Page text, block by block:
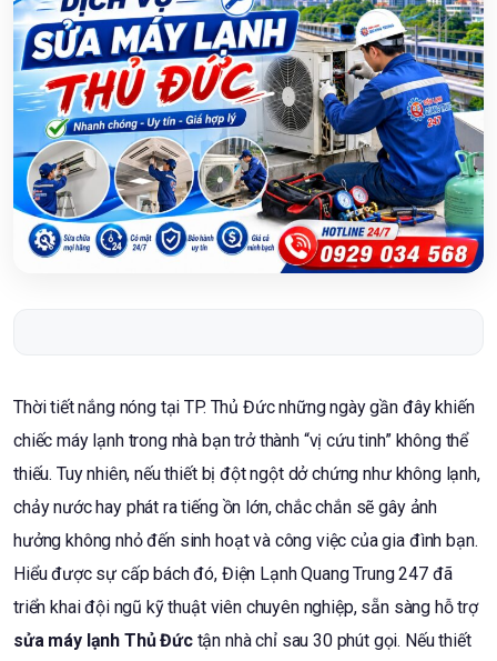
Thời tiết nắng nóng tại TP. Thủ Đức những ngày gần đây khiến
chiếc máy lạnh trong nhà bạn trở thành “vị cứu tinh” không thể
thiếu. Tuy nhiên, nếu thiết bị đột ngột dở chứng như không lạnh,
chảy nước hay phát ra tiếng ồn lớn, chắc chắn sẽ gây ảnh
hưởng không nhỏ đến sinh hoạt và công việc của gia đình bạn.
Hiểu được sự cấp bách đó, Điện Lạnh Quang Trung 247 đã
triển khai đội ngũ kỹ thuật viên chuyên nghiệp, sẵn sàng hỗ trợ
sửa máy lạnh Thủ Đứctận nhà chỉ sau 30 phút gọi. Nếu thiết